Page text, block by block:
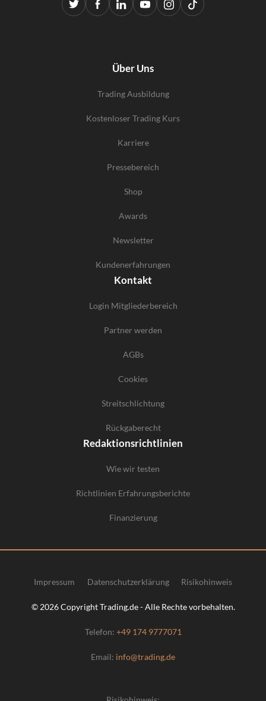
Über Uns
Trading Ausbildung
Kostenloser Trading Kurs
Karriere
Pressebereich
Shop
Awards
Newsletter
Kundenerfahrungen
Kontakt
Login Mitgliederbereich
Partner werden
AGBs
Cookies
Streitschlichtung
Rückgaberecht
Redaktionsrichtlinien
Wie wir testen
Richtlinien Erfahrungsberichte
Finanzierung
© 2026 Copyright Trading.de - Alle Rechte vorbehalten.
Telefon: +49 174 9777071
Email: info@trading.de
Impressum Datenschutzerklärung Risikohinweis